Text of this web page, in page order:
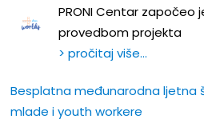
PRONI Centar započeo
provedbom projekta
> pročitaj više…
Besplatna međunarodna ljetna
mlade i youth workere